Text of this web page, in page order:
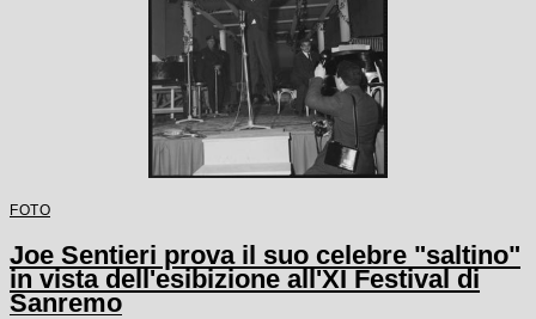
FOTO
Joe Sentieri prova il suo celebre "saltino"
in vista dell'esibizione all'XI Festival di
Sanremo